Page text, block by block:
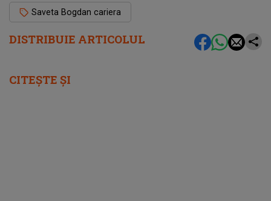
DISTRIBUIE ARTICOLUL
Saveta Bogdan cariera
CITEȘTE ȘI